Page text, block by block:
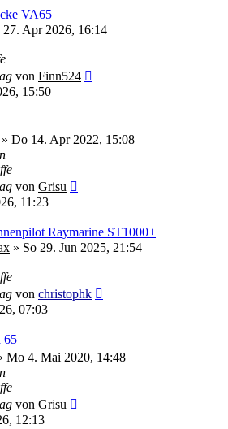
VA65
Apr 2026, 16:14
von Finn524
15:50
Do 14. Apr 2022, 15:08
von Grisu
11:23
Raymarine ST1000+
» So 29. Jun 2025, 21:54
von christophk
07:03
65
Mo 4. Mai 2020, 14:48
von Grisu
12:13